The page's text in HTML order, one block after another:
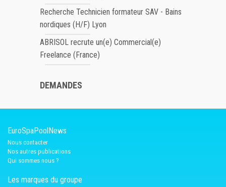
Recherche Technicien formateur SAV - Bains
nordiques (H/F) Lyon
ABRISOL recrute un(e) Commercial(e)
Freelance (France)
DEMANDES
EuroSpaPoolNews
Nous contacter
Nos autres publications
Qui sommes nous ?
Les marques du groupe